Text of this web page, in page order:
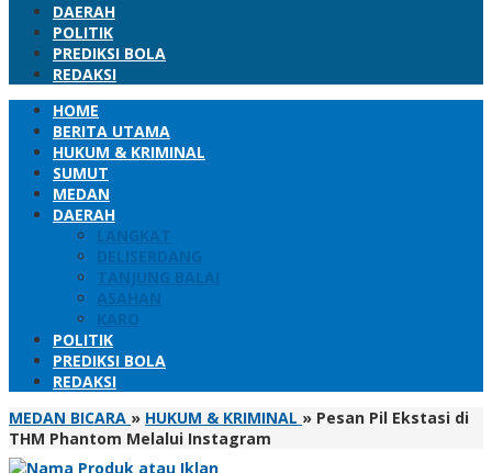
DAERAH
POLITIK
PREDIKSI BOLA
REDAKSI
HOME
BERITA UTAMA
HUKUM & KRIMINAL
SUMUT
MEDAN
DAERAH
LANGKAT
DELISERDANG
TANJUNG BALAI
ASAHAN
KARO
POLITIK
PREDIKSI BOLA
REDAKSI
MEDAN BICARA » HUKUM & KRIMINAL » Pesan Pil Ekstasi di
THM Phantom Melalui Instagram